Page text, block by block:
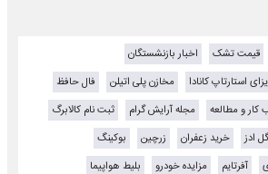
قیمت تشک
اخبار بازنشستگان
استارتاپ کانادا مخازن پلی اتیلن
فال حافظ
کار و مطالعه مجله آرایش گرام
ثبت نام کالابرگ
ادز خرید زعفران زرچین
بوکینگ
آفرتایم مزایده خودرو
بلیط هواپیما